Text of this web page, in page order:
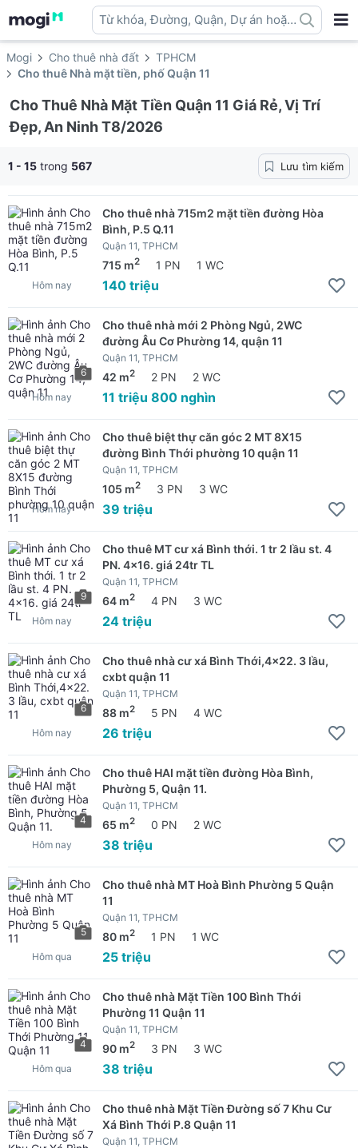
Từ khóa, Đường, Quận, Dự án hoặc
địa danh ...
Mogi Cho thuê nhà đất
TPHCM
Cho thuê Nhà mặt tiền, phố Quận 11
Cho Thuê Nhà Mặt Tiền Quận 11 Giá Rẻ, Vị Trí
Đẹp, An Ninh T8/2026
1 - 15 trong 567 Lưu tìm kiếm
Cho thuê nhà 715m2 mặt tiền đường Hòa
Bình, P.5 Q.11
Quận 11, TPHCM
715 m2 1 PN 1 WC
140 triệu
Hôm nay
6
Cho thuê nhà mới 2 Phòng Ngủ, 2WC
đường Âu Cơ Phường 14, quận 11
Quận 11, TPHCM
42 m2 2 PN 2 WC
11 triệu 800 nghìn
Hôm nay
Cho thuê biệt thự căn góc 2 MT 8X15
đường Bình Thới phường 10 quận 11
Quận 11, TPHCM
105 m2 3 PN 3 WC
39 triệu
Hôm nay
9
Cho thuê MT cư xá Bình thới. 1 tr 2 lầu st. 4
PN. 4x16. giá 24tr TL
Quận 11, TPHCM
64 m2 4 PN 3 WC
24 triệu
Hôm nay
6
Cho thuê nhà cư xá Bình Thới,4x22. 3 lầu,
cxbt quận 11
Quận 11, TPHCM
88 m2 5 PN 4 WC
26 triệu
Hôm nay
4
Cho thuê HAI mặt tiền đường Hòa Bình,
Phường 5, Quận 11.
Quận 11, TPHCM
65 m2 0 PN 2 WC
38 triệu
Hôm nay
5
Cho thuê nhà MT Hoà Bình Phường 5 Quận
11
Quận 11, TPHCM
80 m2 1 PN 1 WC
25 triệu
Hôm qua
4
Cho thuê nhà Mặt Tiền 100 Bình Thới
Phường 11 Quận 11
Quận 11, TPHCM
90 m2 3 PN 3 WC
38 triệu
Hôm qua
Cho thuê nhà Mặt Tiền Đường số 7 Khu Cư
Xá Bình Thới P.8 Quận 11
Quận 11, TPHCM